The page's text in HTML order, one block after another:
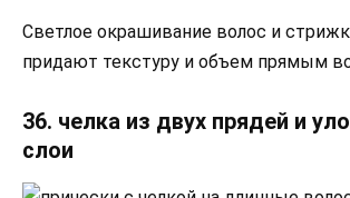
Светлое окрашивание волос и
придают текстуру и объем прямым
36. челка из двух прядей и
слои